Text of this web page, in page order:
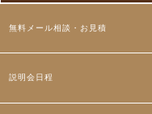
無料メール相談・お見積
説明会日程